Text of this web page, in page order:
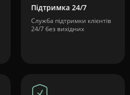
Підтримка 24/7
Служба підтримки клієнтів
24/7 без вихідних